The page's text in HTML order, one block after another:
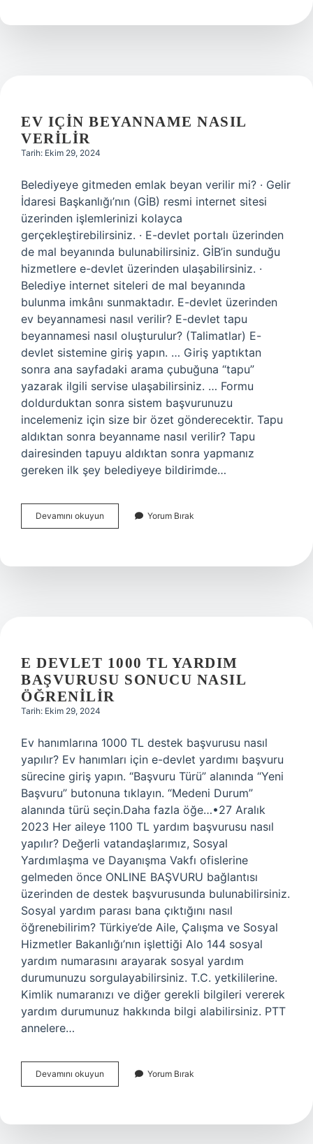
EV IÇIN BEYANNAME NASIL
VERILIR
Tarih: Ekim 29, 2024
Belediyeye gitmeden emlak beyan verilir mi? · Gelir
İdaresi Başkanlığı’nın (GİB) resmi internet sitesi
üzerinden işlemlerinizi kolayca
gerçekleştirebilirsiniz. · E-devlet portalı üzerinden
de mal beyanında bulunabilirsiniz. GİB’in sunduğu
hizmetlere e-devlet üzerinden ulaşabilirsiniz. ·
Belediye internet siteleri de mal beyanında
bulunma imkânı sunmaktadır. E-devlet üzerinden
ev beyannamesi nasıl verilir? E-devlet tapu
beyannamesi nasıl oluşturulur? (Talimatlar) E-
devlet sistemine giriş yapın. … Giriş yaptıktan
sonra ana sayfadaki arama çubuğuna “tapu”
yazarak ilgili servise ulaşabilirsiniz. … Formu
doldurduktan sonra sistem başvurunuzu
incelemeniz için size bir özet gönderecektir. Tapu
aldıktan sonra beyanname nasıl verilir? Tapu
dairesinden tapuyu aldıktan sonra yapmanız
gereken ilk şey belediyeye bildirimde…
Devamını okuyun
Için
Verilir
Yorum Bırak
E DEVLET 1000 TL YARDIM
BAŞVURUSU SONUCU NASIL
ÖĞRENILIR
Tarih: Ekim 29, 2024
Ev hanımlarına 1000 TL destek başvurusu nasıl
yapılır? Ev hanımları için e-devlet yardımı başvuru
sürecine giriş yapın. “Başvuru Türü” alanında “Yeni
Başvuru” butonuna tıklayın. “Medeni Durum”
alanında türü seçin.Daha fazla öğe…•27 Aralık
2023 Her aileye 1100 TL yardım başvurusu nasıl
yapılır? Değerli vatandaşlarımız, Sosyal
Yardımlaşma ve Dayanışma Vakfı ofislerine
gelmeden önce ONLINE BAŞVURU bağlantısı
üzerinden de destek başvurusunda bulunabilirsiniz.
Sosyal yardım parası bana çıktığını nasıl
öğrenebilirim? Türkiye’de Aile, Çalışma ve Sosyal
Hizmetler Bakanlığı’nın işlettiği Alo 144 sosyal
yardım numarasını arayarak sosyal yardım
durumunuzu sorgulayabilirsiniz. T.C. yetkililerine.
Kimlik numaranızı ve diğer gerekli bilgileri vererek
yardım durumunuz hakkında bilgi alabilirsiniz. PTT
annelere…
Devamını okuyun
Devlet
Yardım
Yorum Bırak